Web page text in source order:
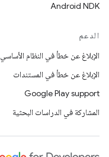
Android NDK
الدعم
الإبلاغ عن خطأ في النظام الأساسي
الإبلاغ عن خطأ في المستندات
Google Play support
المشاركة في الدراسات البحثية